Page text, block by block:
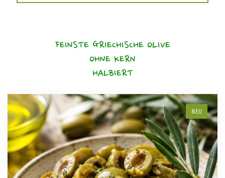
FEINSTE GRIECHISCHE OLIVE
OHNE KERN
HALBIERT
NEU